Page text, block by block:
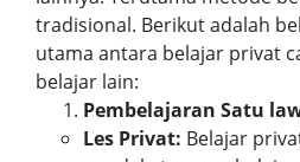
tradisional. Berikut adalah
utama antara belajar privat
belajar lain:
Pembelajaran Satu
Les Privat: Belajar